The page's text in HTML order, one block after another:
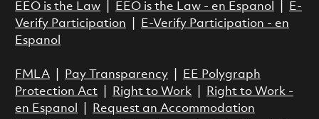
EEO is the Law| EEO is the Law - en Espanol
E-
Verify Participation
E-Verify Participation - en
Espanol
FMLA| Pay Transparency|
EE Polygraph
Protection Act| Right to Work|
Right to Work -
en Espanol
Request an Accommodation